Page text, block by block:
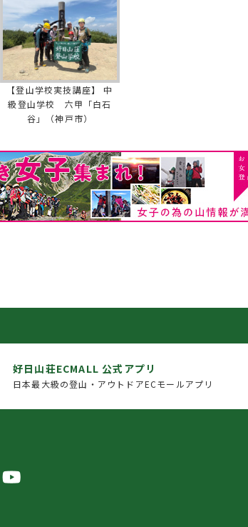
【登山学校実技講座】 中
級登山学校 六甲「白石
谷」（神戸市）
好日山荘ECMALL 公式アプリ
日本最大級の登山・アウトドアECモールアプリ